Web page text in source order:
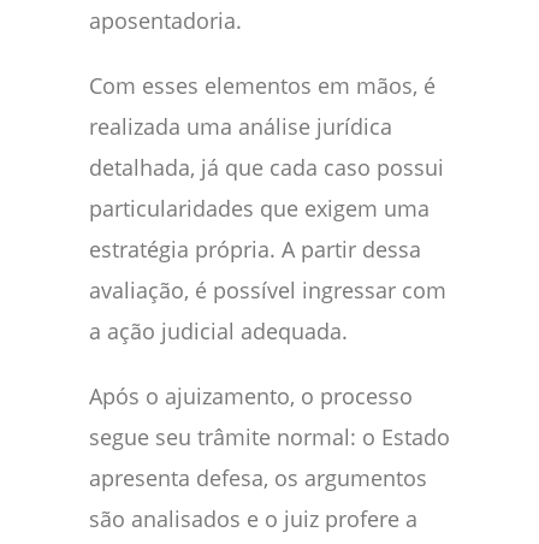
aposentadoria.
Com esses elementos em mãos, é
realizada uma análise jurídica
detalhada, já que cada caso possui
particularidades que exigem uma
estratégia própria. A partir dessa
avaliação, é possível ingressar com
a ação judicial adequada.
Após o ajuizamento, o processo
segue seu trâmite normal: o Estado
apresenta defesa, os argumentos
são analisados e o juiz profere a